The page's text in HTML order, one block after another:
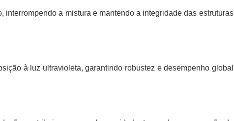
a mistura e mantendo a integridade das estruturas
à luz ultravioleta, garantindo robustez e desempenho global